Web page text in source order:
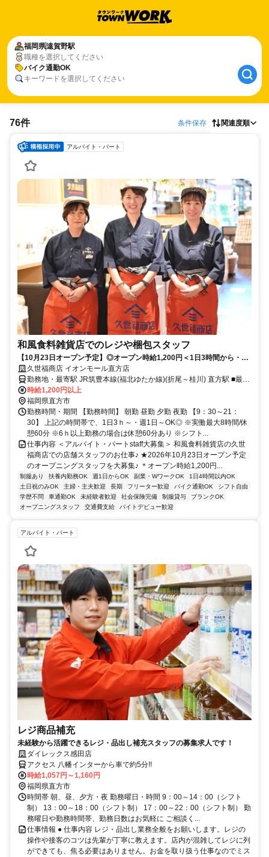
福岡県遠賀野駅
職種を選択してください
バイク通勤OK
キーワードを選択してください
76件 条件保存 関連度順
アルバイト・パート
和風食料雑貨店でのレジや梱包スタッフ
【10月23日オープン予定】◎オープン時給1,200円＜1日3時間から・週
1日からの短時間勤務もOK＞未経験も歓迎
久世福商店 イオンモール直方店
勤務地・最寄駅 JR筑豊本線(福北ゆたか線)(折尾～桂川) 直方駅 ■最寄
り駅・アクセス：JR筑豊本線 直方駅からバスで20分
時給1,200円以上
福岡県直方市
勤務時間・期間 【勤務時間】 朝勤 昼勤 夕勤 夜勤 【9：30～21：
30】 上記の時間帯で、1日3ｈ～・週1日～OK◎ ※実働最大8時間/休
憩60分 ※6ｈ以上勤務の場合は休憩60分あり ※シフト...
仕事内容 ＜アルバイト・パートstaff大募集＞ 和風食料雑貨店の久世
福商店での店舗スタッフのお仕事♪ ★2026年10月23日オープン予定
のオープニングスタッフを大募集♪ ＊オープン時給1,200円...
制服あり 扶養内勤務OK 週1日からOK 副業・WワークOK
1日4時間以内OK
土日祝のみOK
主婦・主夫歓迎 長期 フリーター歓迎 バイク通勤OK
シフト自由
学歴不問
車通勤OK 未経験者歓迎 社会保険完備 制服貸与
ブランクOK
オープニングスタッフ
交通費支給 バイトデビュー歓迎
アルバイト・パート
レジ商品補充
未経験から活躍できるレジ・品出し補充スタッフの募集求人です！
ダイレックス感田店
アクセス 八幡インターから車で約5分!!
時給1,057円～1,160円
福岡県直方市
時間帯 朝、昼、夕方・夜 勤務曜日・時間 9：00～14：00（シフト
制） 13：00～18：00（シフト制） 17：00～22：00（シフト制） 勤
務曜日や勤務時間帯、勤務日数はお気軽に ご相談く...
仕事情報 ● 仕事内容 レジ・品出し業務全般をお願いします。レジの
操作や接客のコツは先輩が丁寧に教えます。店内が混雑してレジに列
ができても、焦る必要はありません。お金を取り扱う仕事なのでミス